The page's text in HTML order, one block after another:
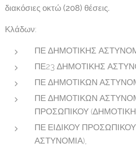
διακόσιες οκτώ (208) θέσεις.
Κλάδων:
ΠΕ ΔΗΜΟΤΙΚΗΣ
ΠΕ23 ΔΗΜΟΤΙΚΗΣ
ΠΕ ΔΗΜΟΤΙΚΩΝ
ΠΕ ΔΗΜΟΤΙΚΩΝ
ΠΡΟΣΩΠΙΚΟΥ
ΠΕ ΕΙΔΙΚΟΥ
ΑΣΤΥΝΟΜΙΑ),